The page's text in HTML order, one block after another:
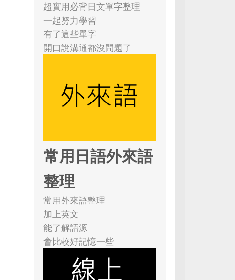
超實用必背日文單字整理
一起努力學習
有了這些單字
開口說溝通都沒問題了
常用日語外來語
整理
常用外來語整理
加上英文
能了解語源
會比較好記憶一些